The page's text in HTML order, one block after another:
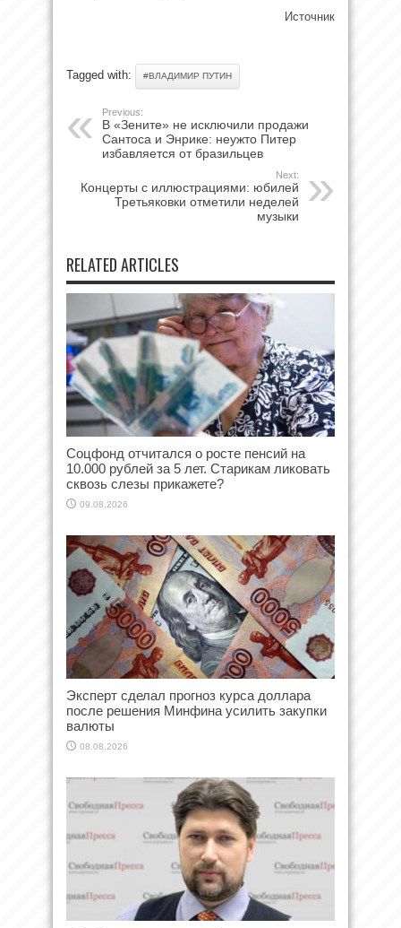
Источник
Tagged with: #ВЛАДИМИР ПУТИН
Previous:
В «Зените» не исключили продажи
Сантоса и Энрике: неужто Питер
избавляется от бразильцев
Next:
Концерты с иллюстрациями: юбилей
Третьяковки отметили неделей
музыки
RELATED ARTICLES
Соцфонд отчитался о росте пенсий на
10.000 рублей за 5 лет. Старикам ликовать
сквозь слезы прикажете?
09.08.2026
Эксперт сделал прогноз курса доллара
после решения Минфина усилить закупки
валюты
08.08.2026